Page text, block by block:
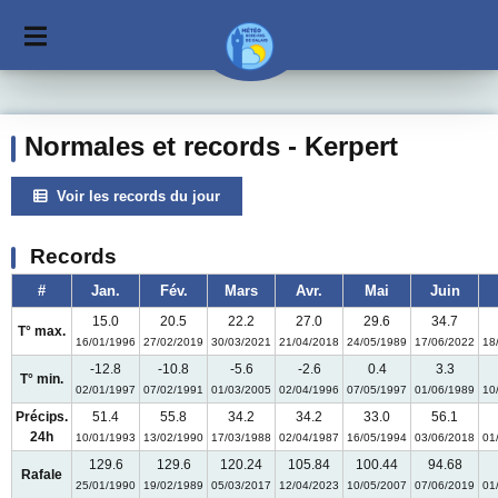
Normales et records - Kerpert
Voir les records du jour
Records
# Jan. Fév. Mars Avr. Mai Juin
T° max.
15.0
16/01/1996
20.5
27/02/2019
22.2
30/03/2021
27.0
21/04/2018
29.6
24/05/1989
34.7
17/06/2022
T° min.
-12.8
02/01/1997
-10.8
07/02/1991
-5.6
01/03/2005
-2.6
02/04/1996
0.4
07/05/1997
3.3
01/06/1989
Précips.
24h
51.4
10/01/1993
55.8
13/02/1990
34.2
17/03/1988
34.2
02/04/1987
33.0
16/05/1994
56.1
03/06/2018
Rafale
129.6
25/01/1990
129.6
19/02/1989
120.24
05/03/2017
105.84
12/04/2023
100.44
10/05/2007
94.68
07/06/2019